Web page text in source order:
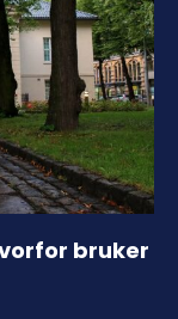
bruker